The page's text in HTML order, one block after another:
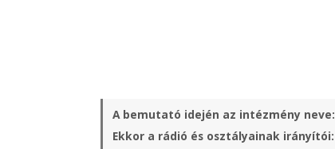
A bemutató idején az intézmény neve:
Ekkor a rádió és osztályainak irányítói: